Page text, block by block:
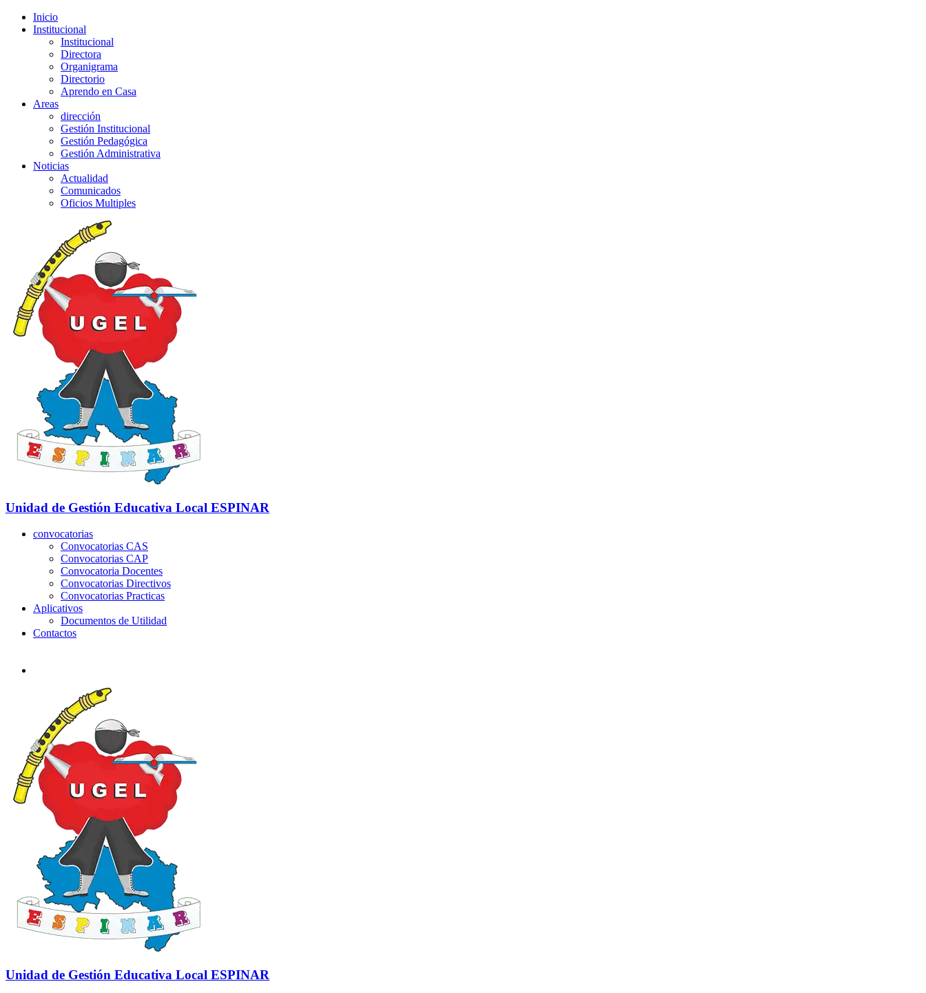
Inicio
Institucional
Institucional
Directora
Organigrama
Directorio
Aprendo en Casa
Areas
dirección
Gestión Institucional
Gestión Pedagógica
Gestión Administrativa
Noticias
Actualidad
Comunicados
Oficios Multiples
Unidad de Gestión Educativa Local ESPINAR
convocatorias
Convocatorias CAS
Convocatorias CAP
Convocatoria Docentes
Convocatorias Directivos
Convocatorias Practicas
Aplicativos
Documentos de Utilidad
Contactos
Unidad de Gestión Educativa Local ESPINAR